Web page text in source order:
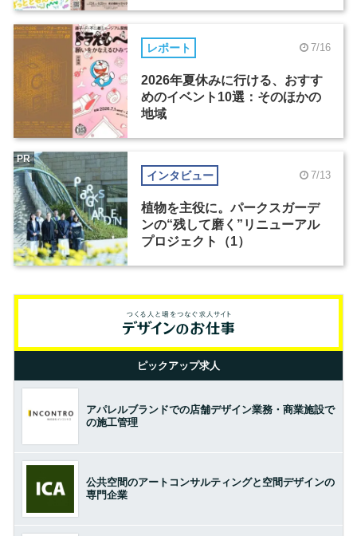
レポート 7/16
2026年夏休みに行ける、おすす
めのイベント10選：そのほかの
地域
インタビュー 7/13
植物を主役に。パークスガーデ
ンの“残して磨く”リニューアル
プロジェクト（1）
PR
ピックアップ求人
アパレルブランドでの店舗デザイン業務・商業施設で
の施工管理
公共空間のアートコンサルティングと空間デザインの
専門企業